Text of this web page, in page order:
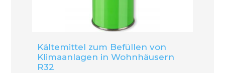
Kältemittel zum Befüllen von
Klimaanlagen in Wohnhäusern
R32